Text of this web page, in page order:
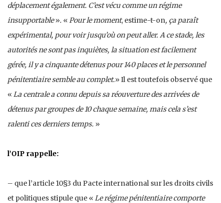
déplacement également. C’est vécu comme un régime
insupportable». « Pour le moment, estime-t-on, ça paraît
expérimental, pour voir jusqu’où on peut aller. A ce stade, les
autorités ne sont pas inquiètes, la situation est facilement
gérée, il y a cinquante détenus pour 140 places et le personnel
pénitentiaire semble au complet.» Il est toutefois observé que
« La centrale a connu depuis sa réouverture des arrivées de
détenus par groupes de 10 chaque semaine, mais cela s’est
ralenti ces derniers temps. »
l’OIP rappelle:
– que l’article 10§3 du Pacte international sur les droits civils
et politiques stipule que « Le régime pénitentiaire comporte